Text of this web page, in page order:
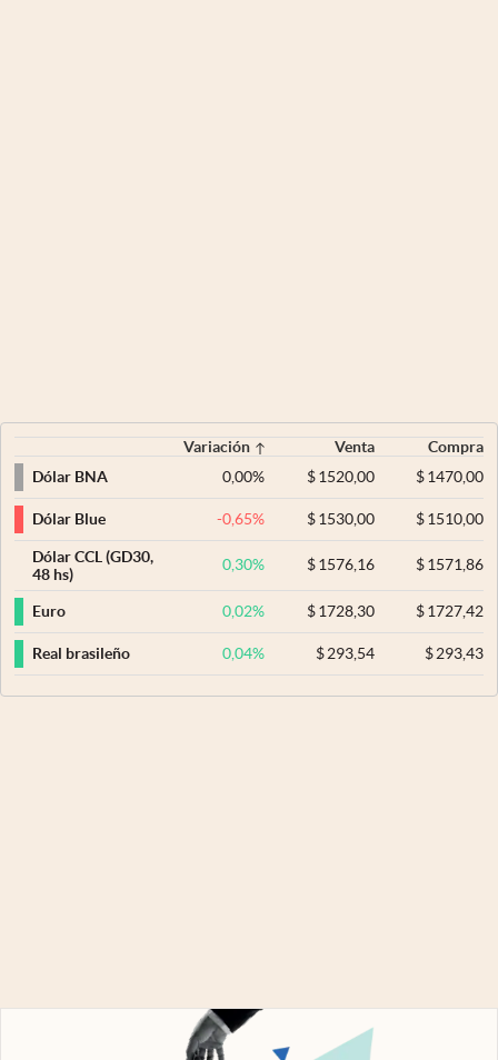
Variación Venta
Compra
Dólar BNA
0,00% $ 1520,00 $1470,00
Dólar Blue -0,65% $ 1530,00 $1510,00
Dólar CCL (GD30,
48 hs)
0,30% $ 1576,16 $1571,86
Euro 0,02% $ 1728,30 $1727,42
Real brasileño 0,04% $ 293,54 $293,43